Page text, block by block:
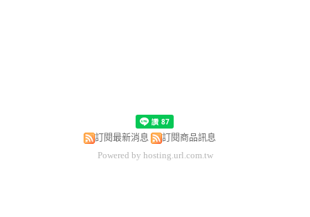
訂閱最新消息
訂閱商品訊息
Powered by hosting.url.com.tw